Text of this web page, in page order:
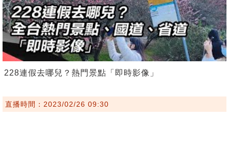
228連假去哪兒？熱門景點「即時影像」
直播時間：2023/02/26 09:30